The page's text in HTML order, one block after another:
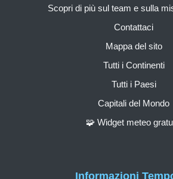
Informazioni
Scopri di più sul team e sulla
Contattaci
Mappa del sito
Tutti i Continenti
Tutti i Paesi
Capitali del Mondo
🧩 Widget meteo